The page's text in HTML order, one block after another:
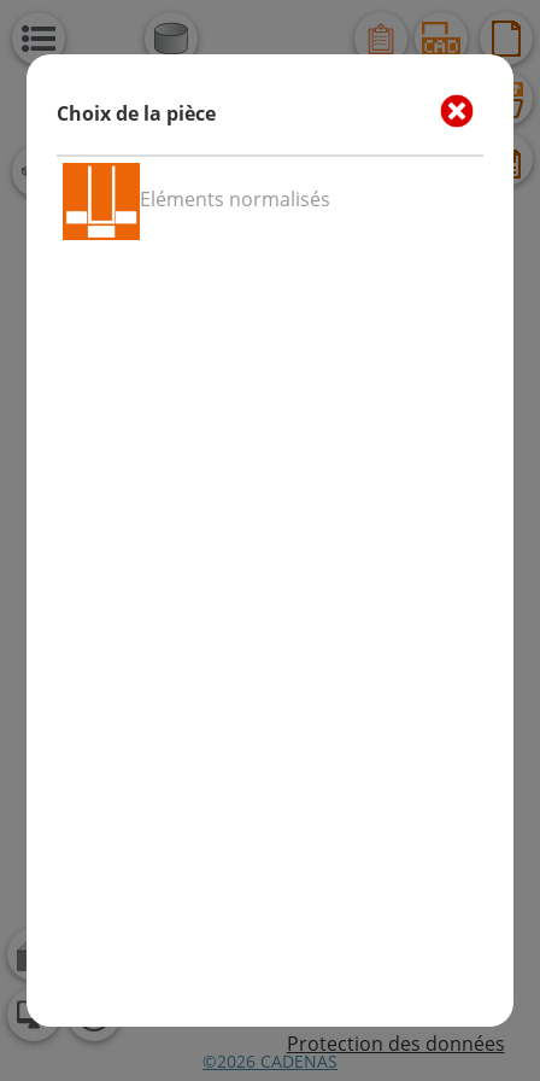
©2026 CADENAS
Protection des données
Choix de la pièce
Eléments normalisés